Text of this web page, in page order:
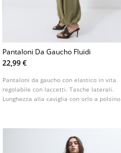
Pantaloni Da Gaucho Fluidi
22,99 €
Pantaloni da gaucho con elastico in vita
regolabile con laccetti. Tasche laterali.
Lunghezza alla caviglia con orlo a polsino